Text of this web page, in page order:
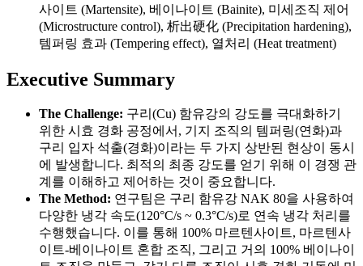
사이트 (Martensite), 베이나이트 (Bainite), 미세조직 제어
(Microstructure control), 析出硬化 (Precipitation hardening),
템퍼링 효과 (Tempering effect), 열처리 (Heat treatment)
Executive Summary
The Challenge: 구리(Cu) 함유강의 강도를 극대화하기
위한 시효 경화 공정에서, 기지 조직의 템퍼링(연화)과
구리 입자 석출(경화)이라는 두 가지 상반된 현상이 동시
에 발생합니다. 최적의 최종 강도를 얻기 위해 이 경쟁 관
계를 이해하고 제어하는 것이 중요합니다.
The Method: 연구팀은 구리 함유강 NAK 80을 사용하여
다양한 냉각 속도(120°C/s ~ 0.3°C/s)로 연속 냉각 처리를
수행했습니다. 이를 통해 100% 마르텐사이트, 마르텐사
이트-베이나이트 혼합 조직, 그리고 거의 100% 베이나이